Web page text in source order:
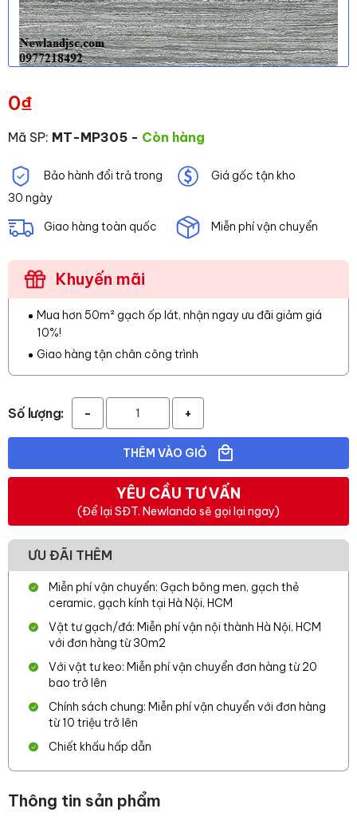
0₫
Mã SP: MT-MP305 - Còn hàng
Bảo hành đổi trả trong
30 ngày
Giá gốc tận kho
Giao hàng toàn quốc Miễn phí vận chuyển
Khuyến mãi
Mua hơn 50m² gạch ốp lát, nhận ngay ưu đãi giảm giá
10%!
Giao hàng tận chân công trình
Số lượng: - +
THÊM VÀO GIỎ
YÊU CẦU TƯ VẤN
(Để lại SĐT. Newlando sẽ gọi lại ngay)
ƯU ĐÃI THÊM
Miễn phí vận chuyển: Gạch bông men, gạch thẻ
ceramic, gạch kính tại Hà Nội, HCM
Vật tư gạch/đá: Miễn phí vận nội thành Hà Nội, HCM
với đơn hàng từ 30m2
Với vật tư keo: Miễn phí vận chuyển đơn hàng từ 20
bao trở lên
Chính sách chung: Miễn phí vận chuyển với đơn hàng
từ 10 triệu trở lên
Chiết khấu hấp dẫn
Thông tin sản phẩm